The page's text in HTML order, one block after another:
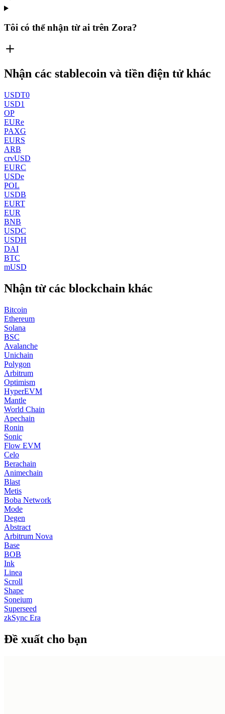
Tôi có thể nhận từ ai trên Zora?
Nhận các stablecoin và tiền điện tử khác
USDT0
USD1
OP
EURe
PAXG
EURS
ARB
crvUSD
EURC
USDe
POL
USDB
EURT
EUR
BNB
USDC
USDH
DAI
BTC
mUSD
Nhận từ các blockchain khác
Bitcoin
Ethereum
Solana
BSC
Avalanche
Unichain
Polygon
Arbitrum
Optimism
HyperEVM
Mantle
World Chain
Apechain
Ronin
Sonic
Flow EVM
Celo
Berachain
Animechain
Blast
Metis
Boba Network
Mode
Degen
Abstract
Arbitrum Nova
Base
BOB
Ink
Linea
Scroll
Shape
Soneium
Superseed
zkSync Era
Đề xuất cho bạn